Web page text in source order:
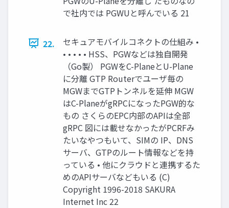
で社内では PGWUと呼んでいる 21
22.
セキュアモバイルコネクトの仕組み •
• • • • • HSS、PGWなどは独自開発
（Go製） PGWをC-PlaneとU-Plane
に分離 GTP Routerでユーザ毎の
MGWまでGTPトンネルを延伸 MGW
はC-PlaneがgRPCになったPGW的な
もの さくらのEPC内部のAPIは全部
gRPC 図には載せなかったがPCRFみ
たいなやつもいて、SIMの IP、DNS
サーバ、GTPのルート情報などを持
っている • 他にクラウドと連携するた
めのAPIサーバなどもいる (C)
Copyright 1996-2018 SAKURA
Internet Inc 22